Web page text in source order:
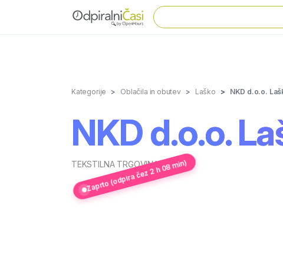
Kategorije Oblačila in obutev Laško NKD d.o.o.
NKD d.o.o.
TEKSTILNA TRGOVINA
Zaprto (odpira čez 2 h 08 min)